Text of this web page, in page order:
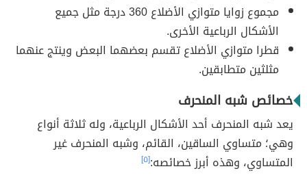
مجموع زوايا متوازي الأضلاع 360 درجة مثل جميع
الأشكال الرباعية الأخرى.
قطرا متوازي الأضلاع تقسم بعضهما البعض وينتج عنهما
مثلثين متطابقين.
خصائص شبه المنحرف
يعد شبه المنحرف أحد الأشكال الرباعية، وله ثلاثة أنواع
وهي؛ متساوي الساقين، القائم، وشبه المنحرف غير
المتساوي، وهذه أبرز خصائصه:[٥]